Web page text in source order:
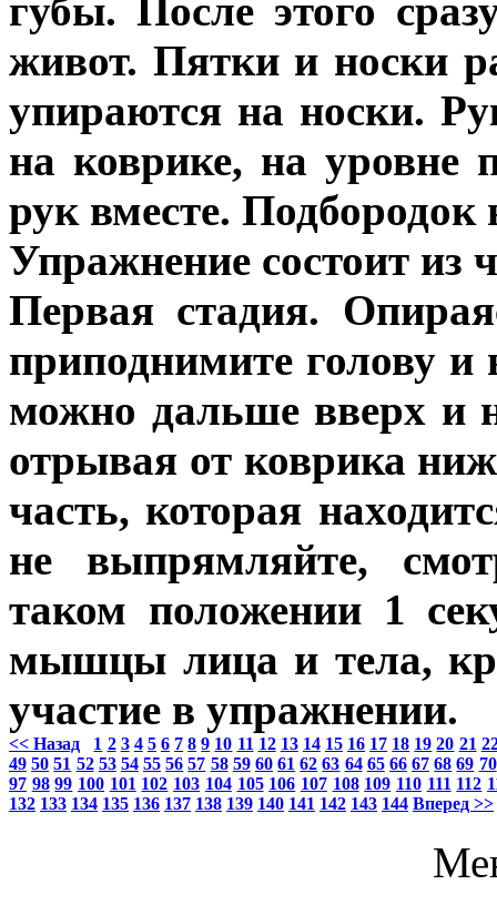
губы. После этого
живот. Пятки и носки
упираются на носки.
на коврике, на уровне
рук вместе. Подбородок
Упражнение состоит из
Первая стадия.
приподнимите голову
можно дальше вверх и
отрывая от коврика
часть, которая
не выпрямляйте,
таком положении 1
мышцы лица и тела,
участие в упражнении.
<< Назад 1 2 3 4 5 6 7 8 9 10 11 12 13 14 15 16 17 18 19 20 21
49 50 51 52 53 54 55 56 57 58 59 60 61 62 63 64 65 66 67 68 69 70
97 98 99 100 101 102 103 104 105 106 107 108 109 110 111 112
132 133 134 135 136 137 138 139 140 141 142 143 144 Вперед >>